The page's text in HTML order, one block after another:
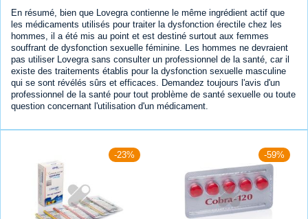
En résumé, bien que Lovegra contienne le même ingrédient actif que
les médicaments utilisés pour traiter la dysfonction érectile chez les
hommes, il a été mis au point et est destiné surtout aux femmes
souffrant de dysfonction sexuelle féminine. Les hommes ne devraient
pas utiliser Lovegra sans consulter un professionnel de la santé, car il
existe des traitements établis pour la dysfonction sexuelle masculine
qui se sont révélés sûrs et efficaces. Demandez toujours l'avis d'un
professionnel de la santé pour tout problème de santé sexuelle ou toute
question concernant l'utilisation d'un médicament.
-23% -59%